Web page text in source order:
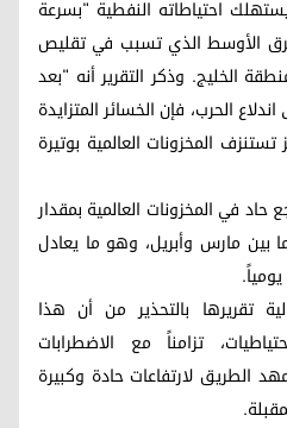
احتياطاته النفطية "بسرعة
الأوسط الذي تسبب في تقليص
الخليج. وذكر التقرير أنه "بعد
الحرب، فإن الخسائر المتزايدة
المخزونات العالمية بوتيرة
في المخزونات العالمية بمقدار
ما بين مارس وأبريل، وهو ما يعادل
تقريرها بالتحذير من أن هذا
تزامناً مع الاضطرابات
الطريق لارتفاعات حادة وكبيرة